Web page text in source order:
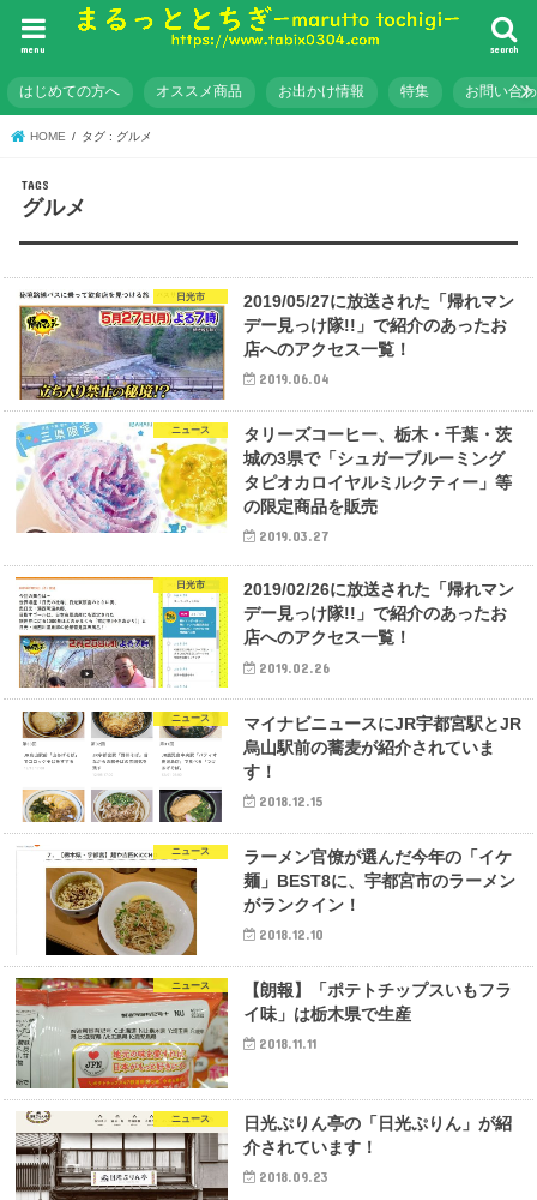
search
menu
はじめての方へ オススメ商品 お出かけ情報 特集 お問い合
HOME タグ : グルメ
グルメ
日光市
2019/05/27に放送された「帰れマン
デー見っけ隊!!」で紹介のあったお
店へのアクセス一覧！
2019.06.04
ニュース
タリーズコーヒー、栃木・千葉・茨
城の3県で「シュガーブルーミング
タピオカロイヤルミルクティー」等
の限定商品を販売
2019.03.27
日光市
2019/02/26に放送された「帰れマン
デー見っけ隊!!」で紹介のあったお
店へのアクセス一覧！
2019.02.26
ニュース
マイナビニュースにJR宇都宮駅とJR
烏山駅前の蕎麦が紹介されていま
す！
2018.12.15
ニュース
ラーメン官僚が選んだ今年の「イケ
麺」BEST8に、宇都宮市のラーメン
がランクイン！
2018.12.10
ニュース
【朗報】「ポテトチップスいもフラ
イ味」は栃木県で生産
2018.11.11
ニュース
日光ぷりん亭の「日光ぷりん」が紹
介されています！
2018.09.23